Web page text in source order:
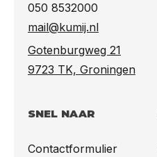
050 8532000
mail@kumij.nl
Gotenburgweg 21
9723 TK, Groningen
SNEL NAAR
Contactformulier